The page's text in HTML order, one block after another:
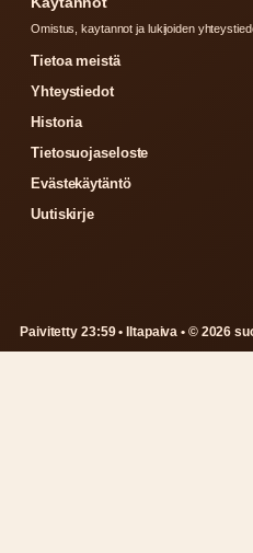
Omistus, kaytannot ja lukijoiden
Tietoa meistä
Yhteystiedot
Historia
Tietosuojaseloste
Evästekäytäntö
Uutiskirje
Paivitetty 23:59 • Iltapaiva • © 2026